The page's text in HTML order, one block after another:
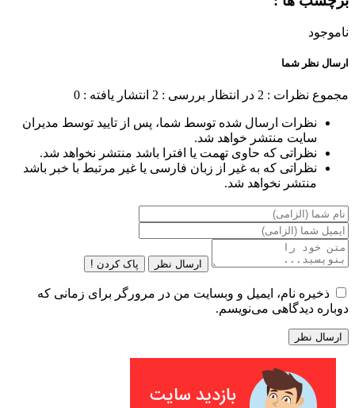
نظر شما
نظرات : 2 در انتظار بررسی : 2 انتشار یافته : 0
نظرات ارسال شده توسط شما، پس از تایید توسط مدیران
سایت منتشر خواهد شد.
نظراتی که حاوی تهمت یا افترا باشد منتشر نخواهد شد.
نظراتی که به غیر از زبان فارسی یا غیر مرتبط با خبر باشد
منتشر نخواهد شد.
ارسال نظر پاک کردن !
نام، ایمیل و وبسایت من در مرورگر برای زمانی که
دیدگاهی می‌نویسم.